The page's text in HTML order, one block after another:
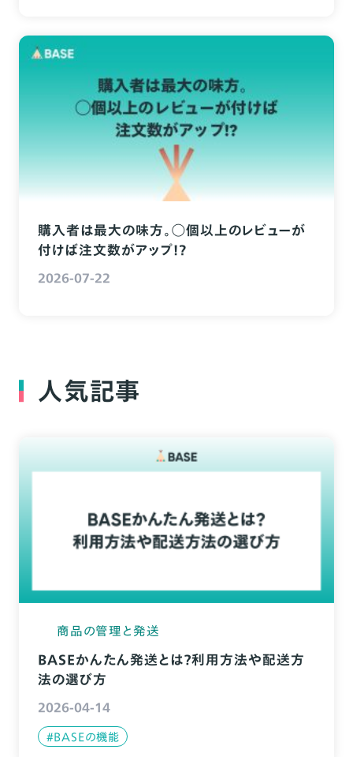
購入者は最大の味方。◯個以上のレビューが
付けば注文数がアップ!?
2026-07-22
人気記事
商品の管理と発送
BASEかんたん発送とは？利用方法や配送方
法の選び方
2026-04-14
#BASEの機能